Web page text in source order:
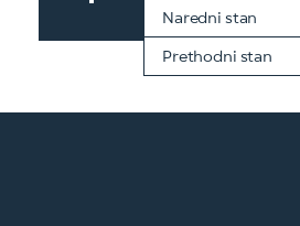
Naredni stan
Prethodni stan